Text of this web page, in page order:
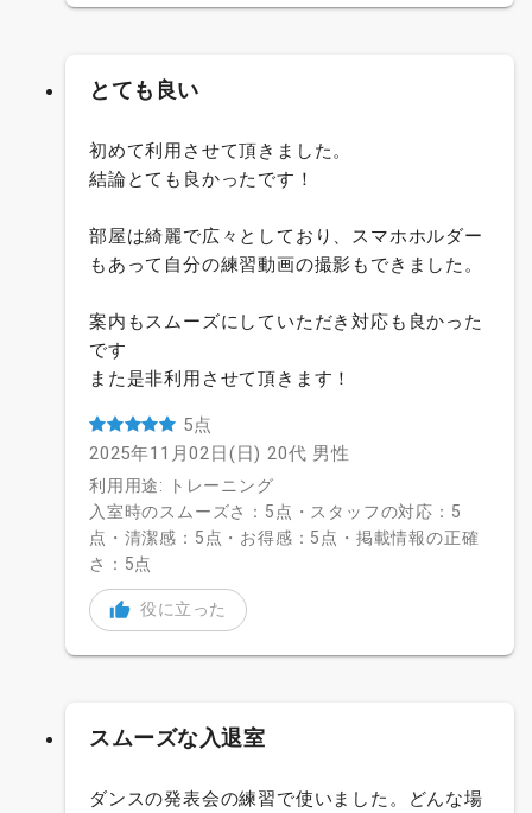
とても良い
初めて利用させて頂きました。
結論とても良かったです！
部屋は綺麗で広々としており、スマホホルダー
もあって自分の練習動画の撮影もできました。
案内もスムーズにしていただき対応も良かった
です
また是非利用させて頂きます！
5点
2025年11月02日(日) 20代 男性
利用用途: トレーニング
入室時のスムーズさ：5点・スタッフの対応：5
点・清潔感：5点・お得感：5点・掲載情報の正確
さ：5点
役に立った
スムーズな入退室
ダンスの発表会の練習で使いました。どんな場